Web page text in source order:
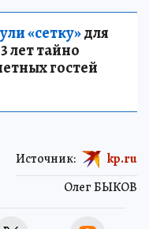
«сетку»для
лет тайно
гостей
Олег БЫКОВ
Источник: kp.ru